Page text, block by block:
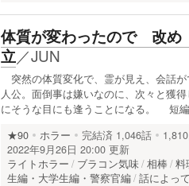
体質が変わったので 改
立／JUN
突然の体質変化で、霊が見え、会話
人公。面倒事は嫌いなのに、次々と獲
にそうな目にも逢うことになる。 短
★90 ホラー 完結済 1,046話
2022年9月26日 20:00 更新
ライトホラー
ブラコン気味 相棒 料
生編・大学生編・警察官編 話によっ